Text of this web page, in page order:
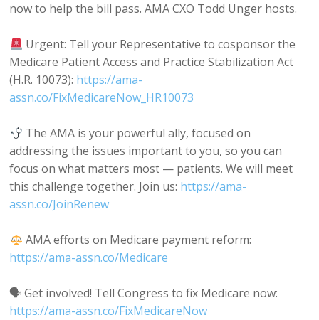
now to help the bill pass. AMA CXO Todd Unger hosts.
Urgent: Tell your Representative to cosponsor the
Medicare Patient Access and Practice Stabilization Act
(H.R. 10073): https://ama-
assn.co/FixMedicareNow_HR10073
The AMA is your powerful ally, focused on
addressing the issues important to you, so you can
focus on what matters most — patients. We will meet
this challenge together. Join us: https://ama-
assn.co/JoinRenew
AMA efforts on Medicare payment reform:
https://ama-assn.co/Medicare
🗣 Get involved! Tell Congress to fix Medicare now:
https://ama-assn.co/FixMedicareNow